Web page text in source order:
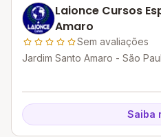
Laionce Cursos
Amaro
Sem avaliações
Jardim Santo Amaro - São
Saiba